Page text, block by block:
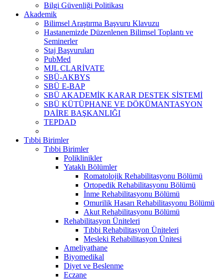
Bilgi Güvenliği Politikası
Akademik
Bilimsel Araştırma Başvuru Klavuzu
Hastanemizde Düzenlenen Bilimsel Toplantı ve
Seminerler
Staj Başvuruları
PubMed
MJL CLARİVATE
SBÜ-AKBYS
SBÜ E-BAP
SBÜ AKADEMİK KARAR DESTEK SİSTEMİ
SBÜ KÜTÜPHANE VE DÖKÜMANTASYON
DAİRE BAŞKANLIĞI
TEPDAD
Tıbbi Birimler
Tıbbi Birimler
Poliklinikler
Yataklı Bölümler
Romatolojik Rehabilitasyonu Bölümü
Ortopedik Rehabilitasyonu Bölümü
İnme Rehabilitasyonu Bölümü
Omurilik Hasarı Rehabilitasyonu Bölümü
Akut Rehabilitasyonu Bölümü
Rehabilitasyon Üniteleri
Tıbbi Rehabilitasyon Üniteleri
Mesleki Rehabilitasyon Ünitesi
Ameliyathane
Biyomedikal
Diyet ve Beslenme
Eczane